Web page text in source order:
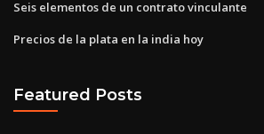
Seis elementos de un contrato vinculante
Precios de la plata en la india hoy
Featured Posts